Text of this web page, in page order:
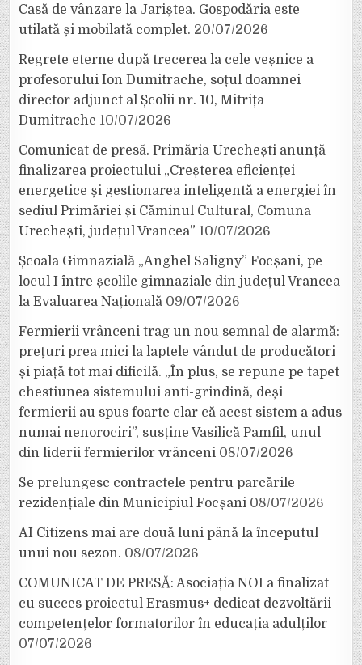
Casă de vânzare la Jariștea. Gospodăria este
utilată și mobilată complet. 20/07/2026
Regrete eterne după trecerea la cele veșnice a
profesorului Ion Dumitrache, soțul doamnei
director adjunct al Școlii nr. 10, Mitrița
Dumitrache 10/07/2026
Comunicat de presă. Primăria Urechești anunță
finalizarea proiectului „Creșterea eficienței
energetice și gestionarea inteligentă a energiei în
sediul Primăriei și Căminul Cultural, Comuna
Urechești, județul Vrancea” 10/07/2026
Școala Gimnazială „Anghel Saligny” Focșani, pe
locul I între școlile gimnaziale din județul Vrancea
la Evaluarea Națională 09/07/2026
Fermierii vrânceni trag un nou semnal de alarmă:
prețuri prea mici la laptele vândut de producători
și piață tot mai dificilă. „În plus, se repune pe tapet
chestiunea sistemului anti-grindină, deși
fermierii au spus foarte clar că acest sistem a adus
numai nenorociri”, susține Vasilică Pamfil, unul
din liderii fermierilor vrânceni 08/07/2026
Se prelungesc contractele pentru parcările
rezidențiale din Municipiul Focșani 08/07/2026
AI Citizens mai are două luni până la începutul
unui nou sezon. 08/07/2026
COMUNICAT DE PRESĂ: Asociația NOI a finalizat
cu succes proiectul Erasmus+ dedicat dezvoltării
competențelor formatorilor în educația adulților
07/07/2026